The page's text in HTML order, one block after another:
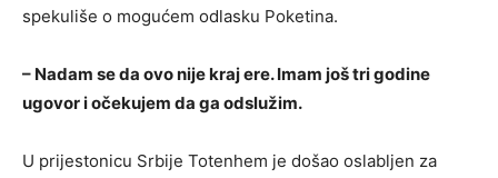
spekuliše o mogućem odlasku Poketina.
– Nadam se da ovo nije kraj ere. Imam još tri godine
ugovor i očekujem da ga odslužim.
U prijestonicu Srbije Totenhem je došao oslabljen za